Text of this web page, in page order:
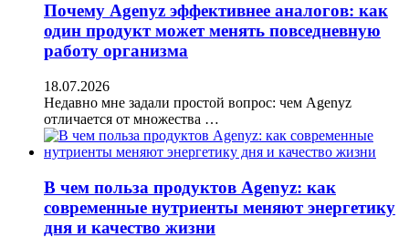
Почему Agenyz эффективнее аналогов: как
один продукт может менять повседневную
работу организма
18.07.2026
Недавно мне задали простой вопрос: чем Agenyz
отличается от множества …
В чем польза продуктов Agenyz: как
современные нутриенты меняют энергетику
дня и качество жизни